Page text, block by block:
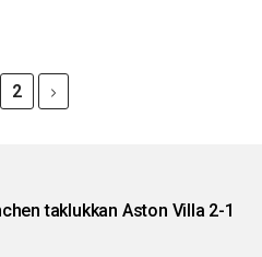
2
taklukkan Aston Villa 2-1